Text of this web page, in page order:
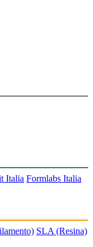
Italia Formlabs Italia
SLA (Resina)